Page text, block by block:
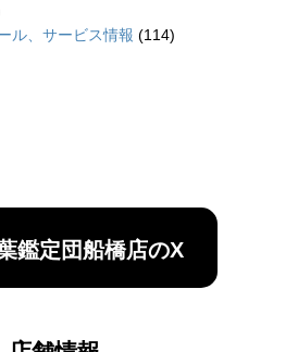
ル、サービス情報 (114)
鑑定団船橋店のX